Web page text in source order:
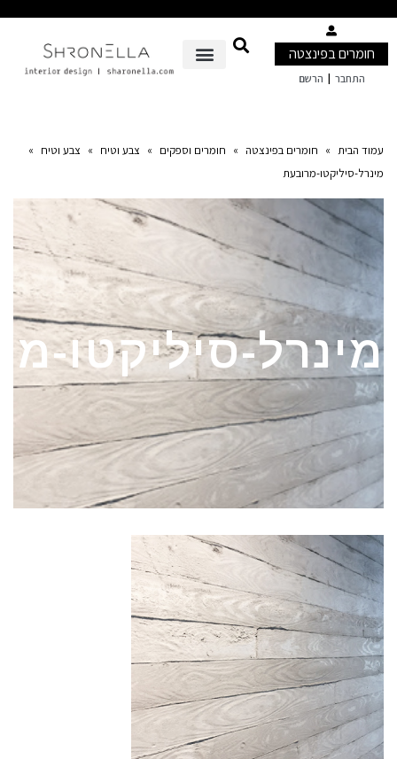
» חומרים וספקים » צבע וטיח » צבע וטיח »
סיליקטו-מרובעת